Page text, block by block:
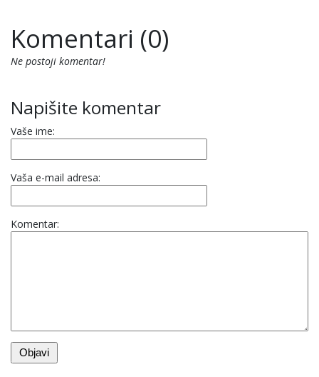
Komentari (0)
Ne postoji komentar!
Napišite komentar
Vaše ime:
Vaša e-mail adresa:
Komentar: